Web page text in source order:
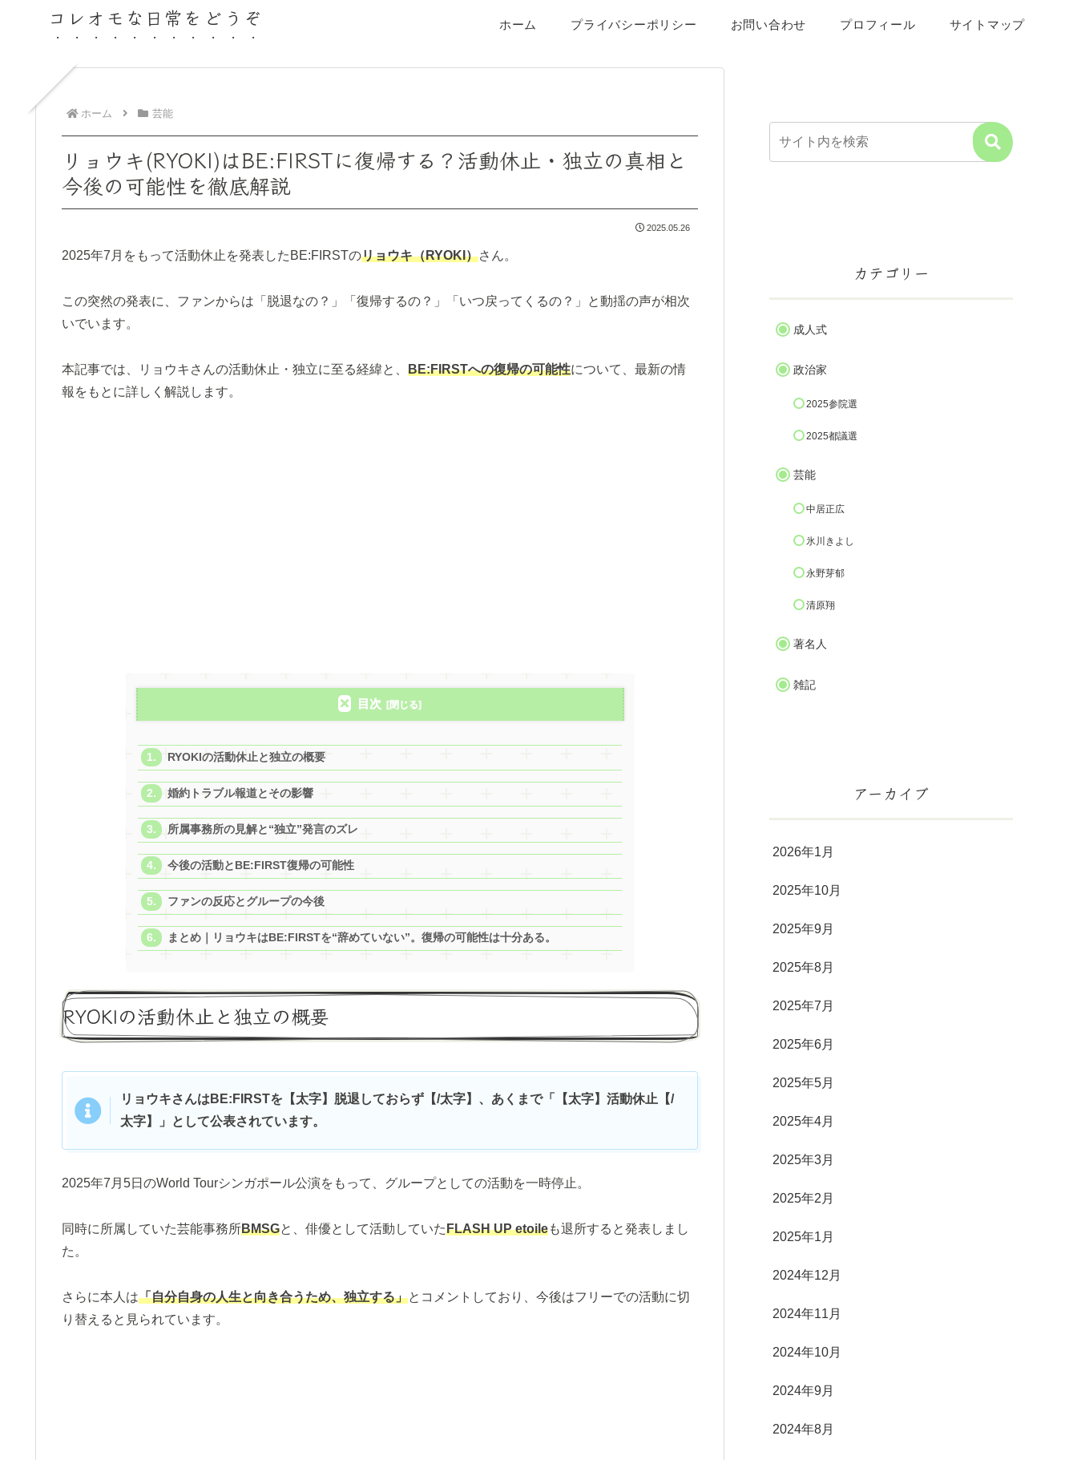
コレオモな日常をどうぞ ホーム プライバシーポリシー お問い合わせ プロフィール サイトマップ
ホーム 芸能
リョウキ(RYOKI)はBE:FIRSTに復帰する？活動休止・独立の真相と
今後の可能性を徹底解説
2025.05.26
2025年7月をもって活動休止を発表したBE:FIRSTのリョウキ（RYOKI）さん。
この突然の発表に、ファンからは「脱退なの？」「復帰するの？」「いつ戻ってくるの？」と動揺の声が相次
いでいます。
本記事では、リョウキさんの活動休止・独立に至る経緯と、 BE:FIRSTへの復帰の可能性について、最新の情
報をもとに詳しく解説します。
目次
RYOKIの活動休止と独立の概要
婚約トラブル報道とその影響
所属事務所の見解と“独立”発言のズレ
今後の活動とBE:FIRST復帰の可能性
ファンの反応とグループの今後
まとめ｜リョウキはBE:FIRSTを“辞めていない”。復帰の可能性は十分ある。
RYOKIの活動休止と独立の概要
リョウキさんはBE:FIRSTを【太字】脱退しておらず【/太字】、あくまで「【太字】活動休止【/
太字】」として公表されています。
2025年7月5日のWorld Tourシンガポール公演をもって、グループとしての活動を一時停止。
同時に所属していた芸能事務所BMSGと、俳優として活動していたFLASH UP etoileも退所すると発表しまし
た。
さらに本人は「自分自身の人生と向き合うため、独立する」とコメントしており、今後はフリーでの活動に切
り替えると見られています。
カテゴリー
成人式
政治家
2025参院選
2025都議選
芸能
中居正広
氷川きよし
永野芽郁
清原翔
著名人
雑記
アーカイブ
2026年1月
2025年10月
2025年9月
2025年8月
2025年7月
2025年6月
2025年5月
2025年4月
2025年3月
2025年2月
2025年1月
2024年12月
2024年11月
2024年10月
2024年9月
2024年8月